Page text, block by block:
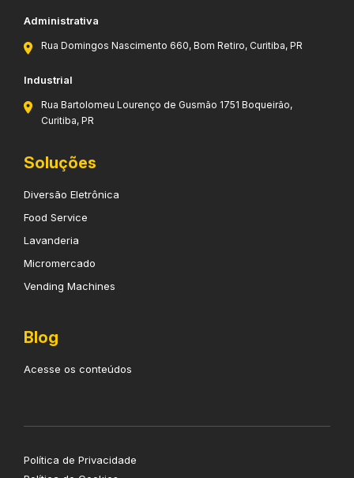
Administrativa
Rua Domingos Nascimento 660, Bom Retiro, Curitiba, PR
Industrial
Rua Bartolomeu Lourenço de Gusmão 1751 Boqueirão,
Curitiba, PR
Soluções
Diversão Eletrônica
Food Service
Lavanderia
Micromercado
Vending Machines
Blog
Acesse os conteúdos
Política de Privacidade